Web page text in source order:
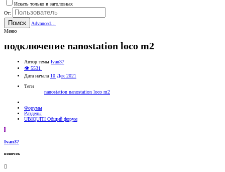
Искать только в заголовках
От:
Поиск
Advanced…
Меню
подключение nanostation loco m2
Автор темы Ivan37
👁 5531
Дата начала 10 Дек 2021
Теги
nanostation nanostation loco m2
Форумы
Разделы
UBIQUITI Общий форум
I
Ivan37
новичок